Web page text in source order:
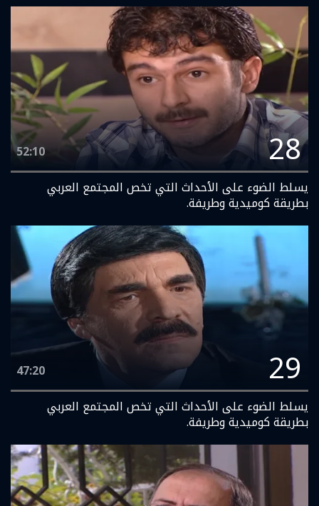
28
52:10
يسلط الضوء على الأحداث التي تخص المجتمع العربي
بطريقة كوميدية وطريفة.
29
47:20
يسلط الضوء على الأحداث التي تخص المجتمع العربي
بطريقة كوميدية وطريفة.